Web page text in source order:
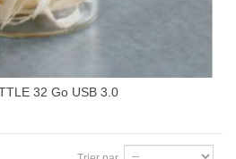
32 Go USB 3.0